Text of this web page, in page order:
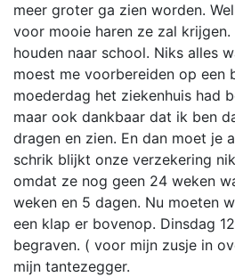
meer groter ga zien worden.
voor mooie haren ze zal krijgen.
houden naar school. Niks alles
moest me voorbereiden op een
moederdag het ziekenhuis had
maar ook dankbaar dat ik ben
dragen en zien. En dan moet je
schrik blijkt onze verzekering
omdat ze nog geen 24 weken
weken en 5 dagen. Nu moeten
een klap er bovenop. Dinsdag
begraven. ( voor mijn zusje in
mijn tantezegger.